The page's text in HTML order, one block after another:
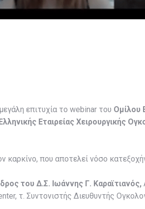
επιτυχία το webinar του Ομίλου
Εταιρείας Χειρουργικής
που αποτελεί νόσο
του Δ.Σ. Ιωάννης Γ. Καραϊτιανός,
τ. Συντονιστής Διευθυντής